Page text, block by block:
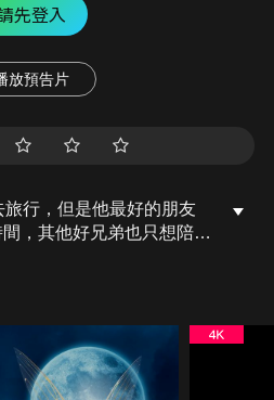
先登入
放預告片
行，但是他最好的朋友
，其他好兄弟也只想陪伴